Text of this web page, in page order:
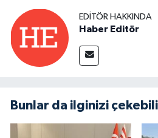
EDITÖR HAKKINDA
Haber Editör
Bunlar da ilginizi